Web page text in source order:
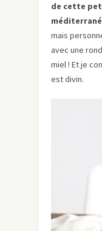
de cette
mais
avec une
miel ! Et je
est divin.